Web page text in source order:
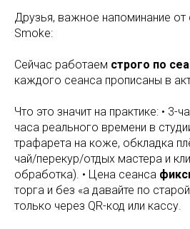
Друзья, важное напоминание от
Smoke:
Сейчас работаем строго по
каждого сеанса прописаны в
Что это значит на практике: • 3-
часа реального времени в
трафарета на коже, обкладка
чай/перекур/отдых мастера и
обработка). • Цена сеанса
торга и без «а давайте по
только через QR-код или кассу.